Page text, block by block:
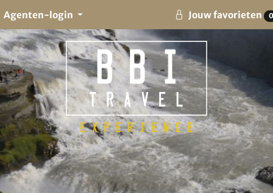
Agenten-login Jouw favorieten 0